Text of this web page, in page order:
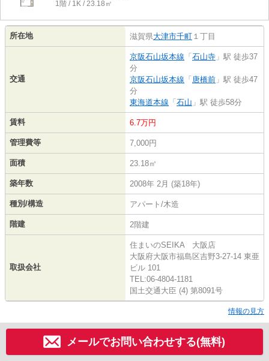
1階 / 1K / 23.18㎡
所在地 滋賀県大津市千町 １丁目
交通
京阪石山坂本線 「 石山寺 」駅 徒歩37
分
京阪石山坂本線 「 唐橋前 」駅 徒歩47
分
東海道本線 「 石山 」駅 徒歩58分
賃料 6.7万円
管理費等 7,000円
面積 23.18㎡
築年数 2008年 2月 (築18年)
種別/構造 アパート/木造
階建 2階建
取扱会社
住まいのSEIKA 大阪店
大阪府大阪市福島区吉野3-27-14 東亜
ビル 101
TEL:06-4804-1181
国土交通大臣 (4) 第8091号
情報の見方
メールでお問い合わせする(無料)